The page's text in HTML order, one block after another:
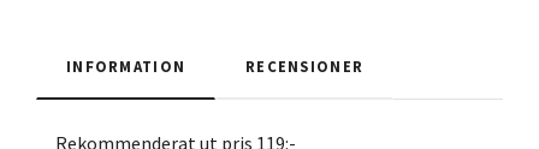
INFORMATION RECENSIONER
Rekommenderat ut pris 119:-